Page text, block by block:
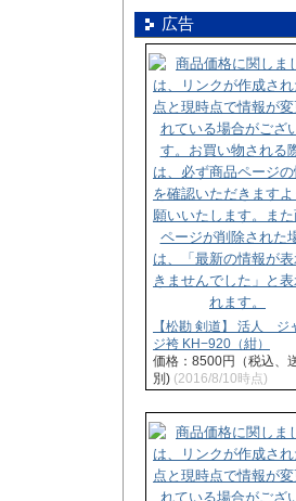
広告
【松勘 剣道】 活人 ジ
ジ袴 KH−920（紺）
価格：8500円（税込、
別) (2016/8/10時点)